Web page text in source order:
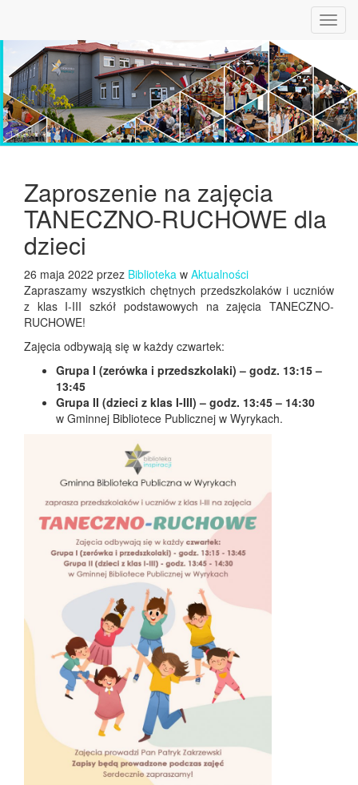
Zaproszenie na zajęcia
TANECZNO-RUCHOWE dla
dzieci
26 maja 2022 przez Biblioteka w Aktualności
Zapraszamy wszystkich chętnych przedszkolaków i uczniów
z klas I-IIIszkół podstawowych na zajęcia TANECZNO-
RUCHOWE!
Zajęcia odbywają się w każdy czwartek:
Grupa I (zerówka i przedszkolaki) – godz. 13:15 –
13:45
Grupa II (dzieci z klas I-III) – godz. 13:45 – 14:30
w Gminnej Bibliotece Publicznej w Wyrykach.